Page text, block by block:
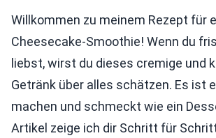
Willkommen zu meinem Rezept für
Cheesecake-Smoothie! Wenn du
liebst, wirst du dieses cremige und
Getränk über alles schätzen. Es ist
machen und schmeckt wie ein
Artikel zeige ich dir Schritt für